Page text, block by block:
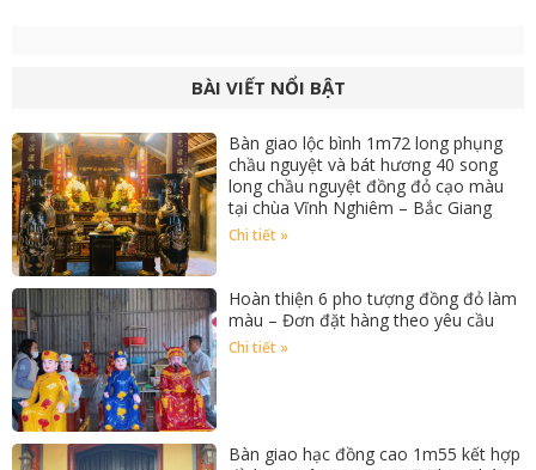
BÀI VIẾT NỔI BẬT
Bàn giao lộc bình 1m72 long phụng
chầu nguyệt và bát hương 40 song
long chầu nguyệt đồng đỏ cạo màu
tại chùa Vĩnh Nghiêm – Bắc Giang
Chi tiết »
Hoàn thiện 6 pho tượng đồng đỏ làm
màu – Đơn đặt hàng theo yêu cầu
Chi tiết »
Bàn giao hạc đồng cao 1m55 kết hợp